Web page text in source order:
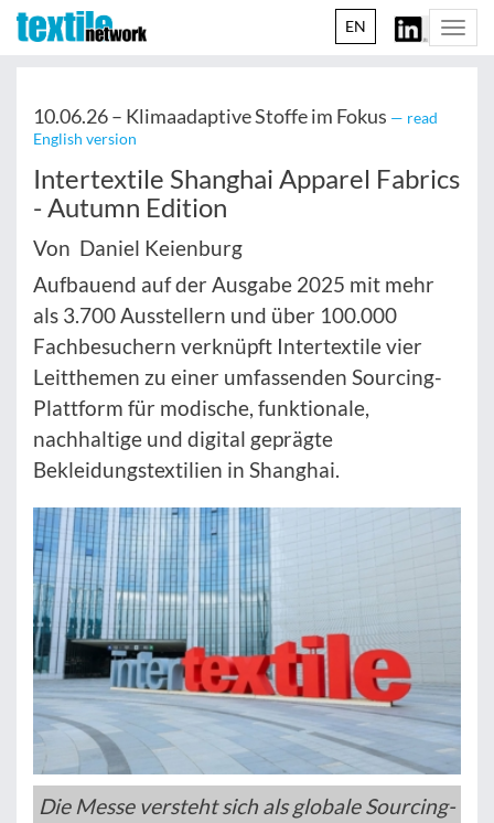
EN
10.06.26 – Klimaadaptive Stoffe im Fokus — read
English version
Intertextile Shanghai Apparel Fabrics
- Autumn Edition
Von Daniel Keienburg
Aufbauend auf der Ausgabe 2025 mit mehr
als 3.700 Ausstellern und über 100.000
Fachbesuchern verknüpft Intertextile vier
Leitthemen zu einer umfassenden Sourcing-
Plattform für modische, funktionale,
nachhaltige und digital geprägte
Bekleidungstextilien in Shanghai.
Die Messe versteht sich als globale Sourcing-